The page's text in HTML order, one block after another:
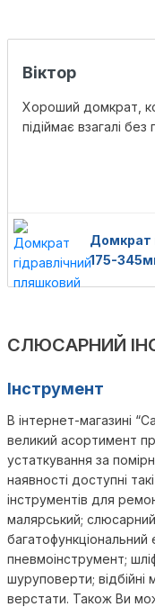
Віктор
Хороший домкрат,
підіймає взагалі
Домкрат
175-
СЛЮСАРНИЙ
Інструмент
В інтернет-магазині
великий асортимент
устаткування за
наявності доступні
інструментів для
малярський;
багатофункціональний
пневмоінструмент;
шуруповерти; відбійні
верстати. Також Ви